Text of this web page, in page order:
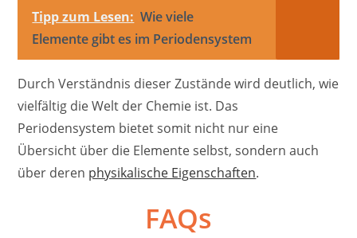
Tipp zum Lesen: Wie viele
Elemente gibt es im Periodensystem
Durch Verständnis dieser Zustände wird deutlich, wie
vielfältig die Welt der Chemie ist. Das
Periodensystem bietet somit nicht nur eine
Übersicht über die Elemente selbst, sondern auch
über deren physikalische Eigenschaften.
FAQs